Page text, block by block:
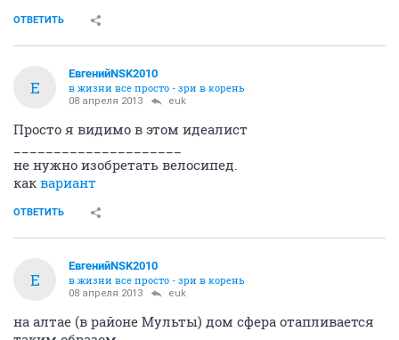
ОТВЕТИТЬ
Е
ЕвгенийNSK2010
в жизни все просто - зри в корень
08 апреля 2013 euk
Просто я видимо в этом идеалист
не нужно изобретать велосипед.
как вариант
ОТВЕТИТЬ
Е
ЕвгенийNSK2010
в жизни все просто - зри в корень
08 апреля 2013 euk
на алтае (в районе Мульты) дом сфера отапливается